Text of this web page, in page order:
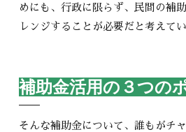
めにも、行政に限らず、民間の補
レンジすることが必要だと考えてい
補助金活用の３つの
そんな補助金について、誰もがチ